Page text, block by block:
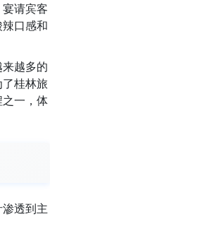
请宾客
口感和
越多的
桂林旅
一，体
透到主